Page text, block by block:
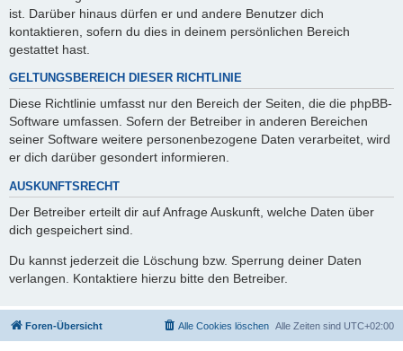
ist. Darüber hinaus dürfen er und andere Benutzer dich
kontaktieren, sofern du dies in deinem persönlichen Bereich
gestattet hast.
GELTUNGSBEREICH DIESER RICHTLINIE
Diese Richtlinie umfasst nur den Bereich der Seiten, die die phpBB-
Software umfassen. Sofern der Betreiber in anderen Bereichen
seiner Software weitere personenbezogene Daten verarbeitet, wird
er dich darüber gesondert informieren.
AUSKUNFTSRECHT
Der Betreiber erteilt dir auf Anfrage Auskunft, welche Daten über
dich gespeichert sind.
Du kannst jederzeit die Löschung bzw. Sperrung deiner Daten
verlangen. Kontaktiere hierzu bitte den Betreiber.
Foren-Übersicht Alle Zeiten sind UTC+02:00
Alle Cookies löschen